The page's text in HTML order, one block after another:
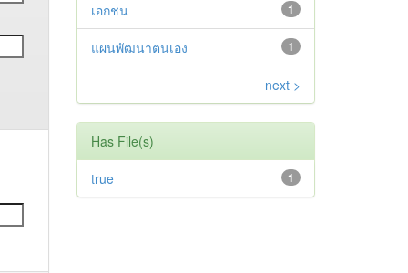
1
เอกชน
1
แผนพัฒนาตนเอง
next >
Has File(s)
1
true